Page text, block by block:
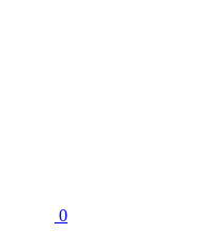
0